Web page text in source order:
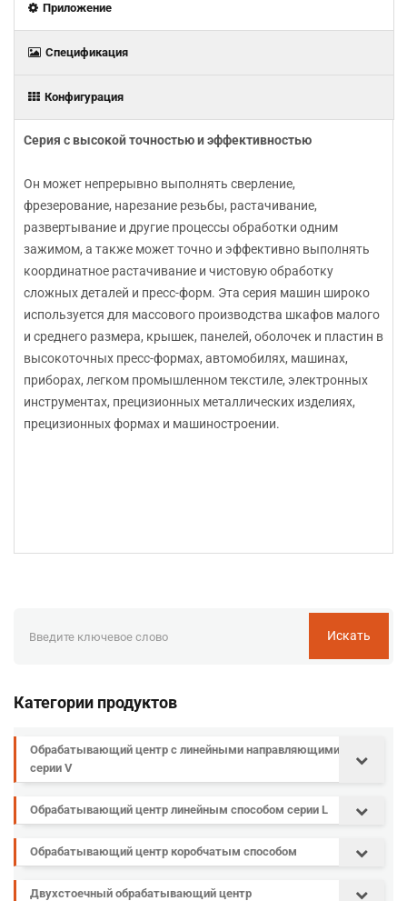
Приложение
Спецификация
Конфигурация
Серия с высокой точностью и эффективностью
Он может непрерывно выполнять сверление,
фрезерование, нарезание резьбы, растачивание,
развертывание и другие процессы обработки одним
зажимом, а также может точно и эффективно выполнять
координатное растачивание и чистовую обработку
сложных деталей и пресс-форм. Эта серия машин широко
используется для массового производства шкафов малого
и среднего размера, крышек, панелей, оболочек и пластин в
высокоточных пресс-формах, автомобилях, машинах,
приборах, легком промышленном текстиле, электронных
инструментах, прецизионных металлических изделиях,
прецизионных формах и машиностроении.
Искать
Категории продуктов
Обрабатывающий центр с линейными направляющими
серии V
Обрабатывающий центр линейным способом серии L
Обрабатывающий центр коробчатым способом
Двухстоечный обрабатывающий центр